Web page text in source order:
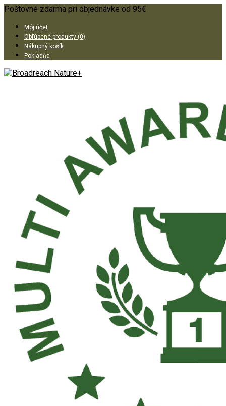
Poštovné zdarma pri objednávke od 95€
Môj účet
Obľúbené produkty (0)
Nákupný košík
Pokladňa